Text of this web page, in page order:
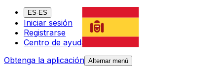
ES-ES
Iniciar sesión
Registrarse
Centro de ayuda
Obtenga la aplicación Alternar menú